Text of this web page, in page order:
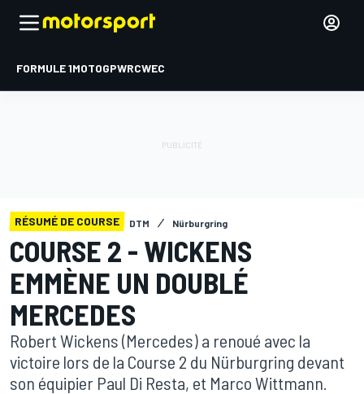
FORMULE 1MOTOGPWRCWEC
RÉSUMÉ DE COURSE DTM Nürburgring
COURSE 2 - WICKENS
EMMÈNE UN DOUBLÉ
MERCEDES
Robert Wickens (Mercedes) a renoué avec la
victoire lors de la Course 2 du Nürburgring devant
son équipier Paul Di Resta, et Marco Wittmann.